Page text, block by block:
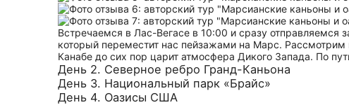
Встречаемся в Лас-Вегасе в 10:00 и сразу
который переместит нас пейзажами на Марс. Рассмотрим
Канабе до сих пор царит атмосфера Дикого Запада. По
День 2. Северное ребро Гранд-Каньона
День 3. Национальный парк «Брайс»
День 4. Оазисы США